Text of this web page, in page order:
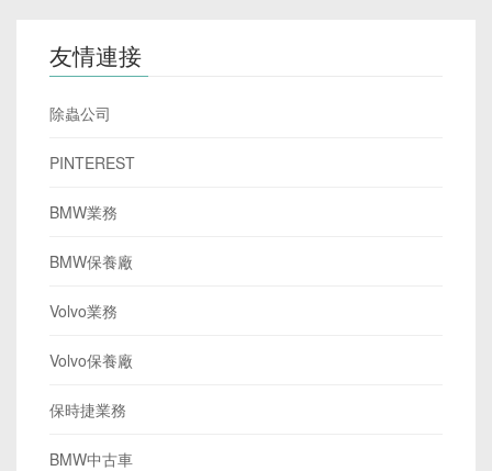
友情連接
除蟲公司
PINTEREST
BMW業務
BMW保養廠
Volvo業務
Volvo保養廠
保時捷業務
BMW中古車